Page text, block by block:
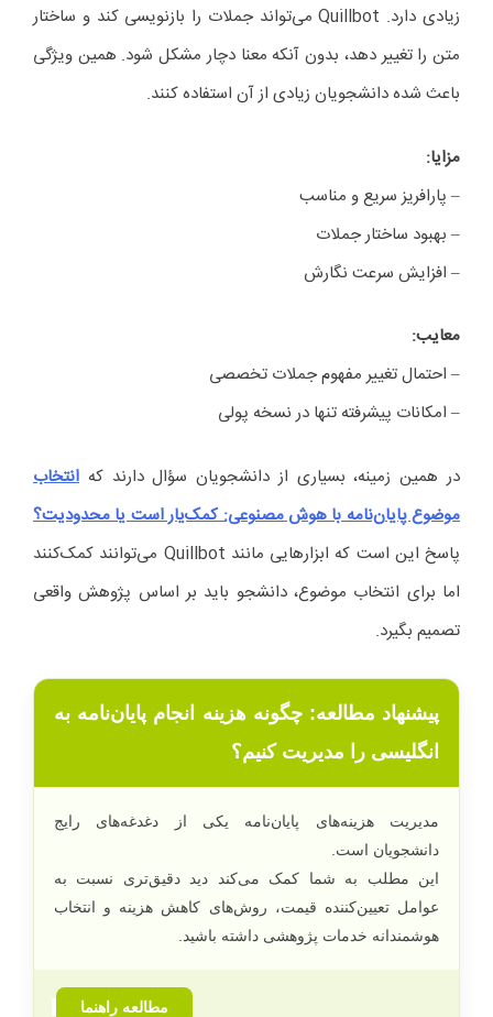
زیادی دارد. Quillbot می‌تواند جملات را بازنویسی کند و ساختار
متن را تغییر دهد، بدون آنکه معنا دچار مشکل شود. همین ویژگی
باعث شده دانشجویان زیادی از آن استفاده کنند.
مزایا:
– پارافریز سریع و مناسب
– بهبود ساختار جملات
– افزایش سرعت نگارش
معایب:
– احتمال تغییر مفهوم جملات تخصصی
– امکانات پیشرفته تنها در نسخه پولی
در همین زمینه، بسیاری از دانشجویان سؤال دارند که انتخاب
موضوع پایان‌نامه با هوش مصنوعی: کمک‌یار است یا محدودیت؟
پاسخ این است که ابزارهایی مانند Quillbot می‌توانند کمک‌کنند
اما برای انتخاب موضوع، دانشجو باید بر اساس پژوهش واقعی
تصمیم بگیرد.
پیشنهاد مطالعه: چگونه هزینه انجام پایان‌نامه به
انگلیسی را مدیریت کنیم؟
مدیریت هزینه‌های پایان‌نامه یکی از دغدغه‌های رایج
دانشجویان است.
این مطلب به شما کمک می‌کند دید دقیق‌تری نسبت به
عوامل تعیین‌کننده قیمت، روش‌های کاهش هزینه و انتخاب
هوشمندانه خدمات پژوهشی داشته باشید.
مطالعه راهنما